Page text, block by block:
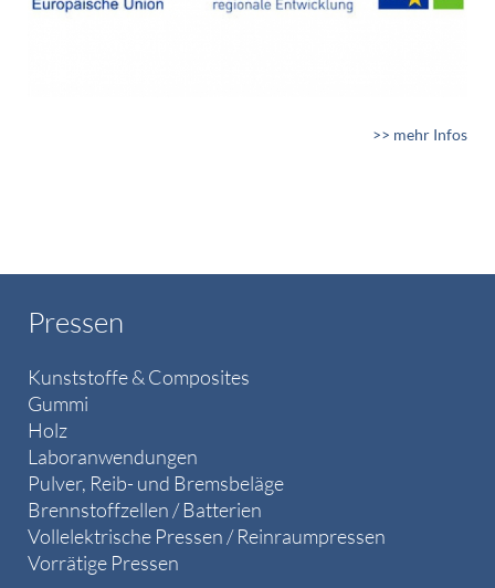
>> mehr Infos
Pressen
Kunststoffe & Composites
Gummi
Holz
Laboranwendungen
Pulver, Reib- und Bremsbeläge
Brennstoffzellen / Batterien
Vollelektrische Pressen / Reinraumpressen
Vorrätige Pressen